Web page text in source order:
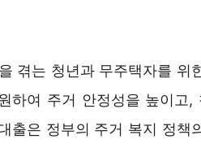
겪는 청년과 무주택자를 위
하여 주거 안정성을 높이고,
출은 정부의 주거 복지 정책